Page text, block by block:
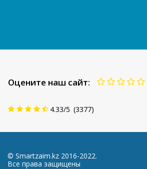
Оцените наш сайт:
4.33/5 (3377)
© Smartzaim.kz 2016-2022.
Все права защищены